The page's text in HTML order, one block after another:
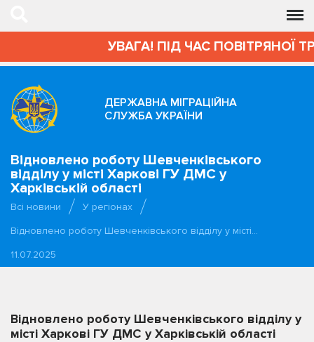
УВАГА! ПІД ЧАС ПОВІТРЯНОЇ
ДЕРЖАВНА МІГРАЦІЙНА
СЛУЖБА УКРАЇНИ
Відновлено роботу Шевченківського
відділу у місті Харкові ГУ ДМС у
Харківській області
Всі новини
У регіонах
Відновлено роботу Шевченківського відділу у місті…
11.07.2025
Відновлено роботу Шевченківського відділу у
місті Харкові ГУ ДМС у Харківській області